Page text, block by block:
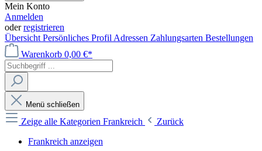
Mein Konto
Anmelden
oderregistrieren
Übersicht Persönliches Profil Adressen Zahlungsarten Bestellungen
Warenkorb 0,00 €*
Menü schließen
Zeige alle Kategorien Frankreich
Zurück
Frankreich anzeigen